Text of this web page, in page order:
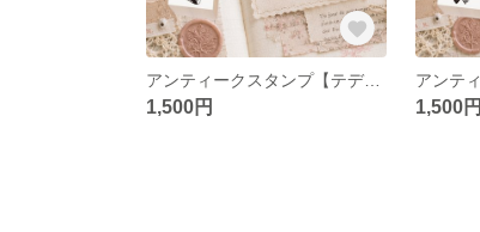
アンティークスタンプ【テディベア】（印面サイズ：30×40mm）
1,500円 1,500円